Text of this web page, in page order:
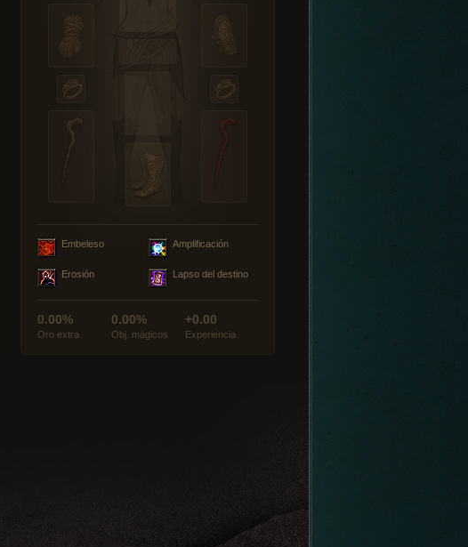
Embeleso Amplificación
Erosión Lapso del destino
0.00%
Oro extra
0.00%
Obj. mágicos
+0.00
Experiencia